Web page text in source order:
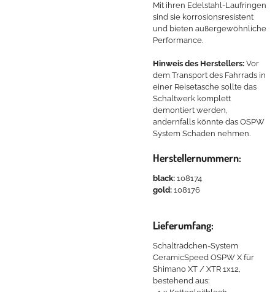
Mit ihren Edelstahl-Laufringen
sind sie korrosionsresistent
und bieten außergewöhnliche
Performance.
Hinweis des Herstellers: Vor
dem Transport des Fahrrads in
einer Reisetasche sollte das
Schaltwerk komplett
demontiert werden,
andernfalls könnte das OSPW
System Schaden nehmen.
Herstellernummern:
black: 108174
gold: 108176
Lieferumfang:
Schalträdchen-System
CeramicSpeed OSPW X für
Shimano XT / XTR 1x12,
bestehend aus: